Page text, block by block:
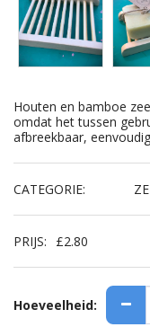
Houten en bamboe
omdat het tussen
afbreekbaar,
CATEGORIE:
PRIJS: £2.80
Hoeveelheid: